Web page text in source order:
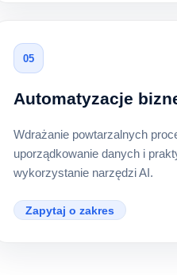
05
Automatyzacje
Wdrażanie powtarzalnych
uporządkowanie danych i
wykorzystanie narzędzi AI.
Zapytaj o zakres